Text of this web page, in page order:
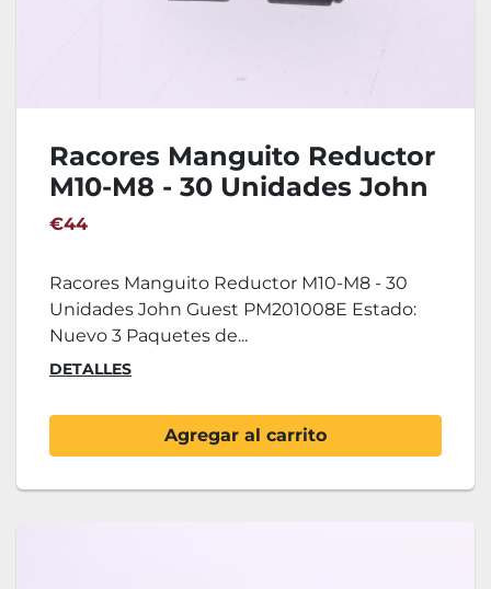
Racores Manguito Reductor
M10-M8 - 30 Unidades John
Guest PM201008E
€44
Racores Manguito Reductor M10-M8 - 30
Unidades John Guest PM201008E Estado:
Nuevo 3 Paquetes de...
DETALLES
Agregar al carrito